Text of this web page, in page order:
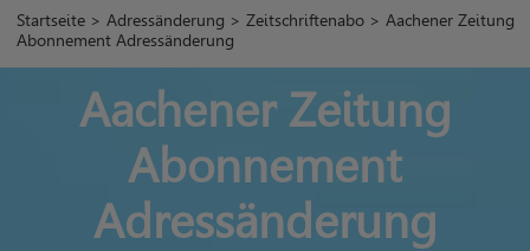
Startseite >Adressänderung >Zeitschriftenabo > Aachener Zeitung
Abonnement Adressänderung
Aachener Zeitung
Abonnement
Adressänderung